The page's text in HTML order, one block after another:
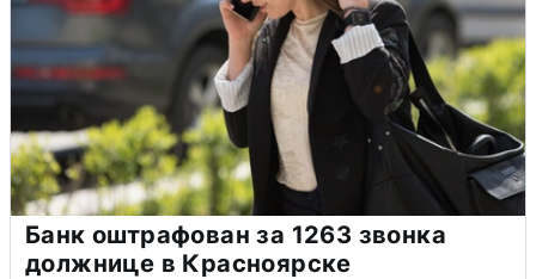
Банк оштрафован за 1263 звонка
должнице в Красноярске